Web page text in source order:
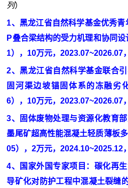
列）
1、黑龙江省自然科学基金优秀
P叠合梁结构的受力机理和协同
1），10万元，2023.07~2026.07
2、黑龙江省自然科学基金联合
固河渠边坡锚固体系的冻融劣
6），10万元，2023.07~2026.07
3、固体废物处理与资源化教育
墨尾矿超高性能混凝土轻质薄板
05），2万元，2024.10~2025.12
4、国家外国专家项目：碳化再
导矿化对防护工程中混凝土裂缝